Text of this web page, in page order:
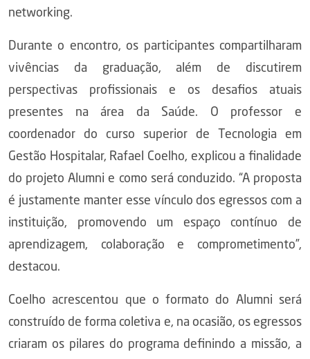
networking.
Durante o encontro, os participantes compartilharam
vivências da graduação, além de discutirem
perspectivas profissionais e os desafios atuais
presentes na área da Saúde. O professor e
coordenador do curso superior de Tecnologia em
Gestão Hospitalar, Rafael Coelho, explicou a finalidade
do projeto Alumni e como será conduzido. “A proposta
é justamente manter esse vínculo dos egressos com a
instituição, promovendo um espaço contínuo de
aprendizagem, colaboração e comprometimento”,
destacou.
Coelho acrescentou que o formato do Alumni será
construído de forma coletiva e, na ocasião, os egressos
criaram os pilares do programa definindo a missão, a